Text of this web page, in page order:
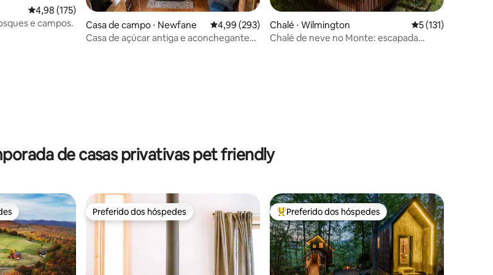
4,98 de uma avaliação média de 5, 175 avaliações
4,98 (175)
e campos.
Casa de campo ⋅ Newfane 4,99 de uma avaliação média de 5, 293 avaliações
4,99 (293)
Casa de açúcar antiga e aconchegante
Chalé ⋅ Wilmington 5 de uma avaliação
5 (131)
Chalé de neve no Monte: escapada
de casas privativas pet friendly
dos hóspedes Preferido dos hóspedes
Preferido dos hóspedes Entre os melhores preferidos dos hóspedes
Preferido dos hóspedes